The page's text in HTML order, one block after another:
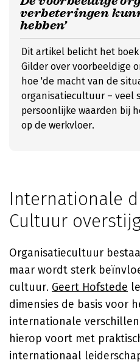
verbeteringen
hebben’
Dit artikel belicht het
Gilder over voorbeeldige
hoe 'de macht van de
organisatiecultuur – veel
persoonlijke waarden bij
op de werkvloer.
Internationale
Cultuur
Organisatiecultuur
maar wordt sterk
cultuur. Geert Hofstede
dimensies de basis voor
internationale
hierop voort met
internationaal